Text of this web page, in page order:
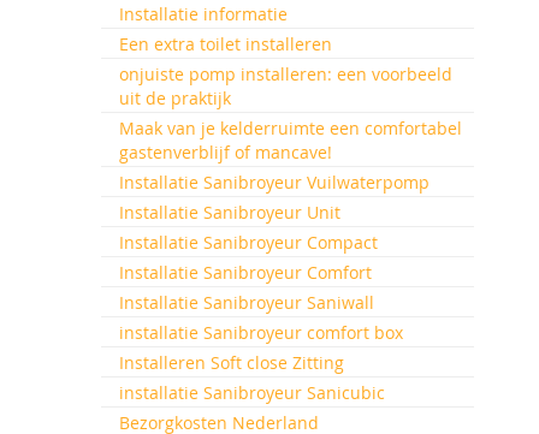
Installatie informatie
Een extra toilet installeren
onjuiste pomp installeren: een voorbeeld
uit de praktijk
Maak van je kelderruimte een comfortabel
gastenverblijf of mancave!
Installatie Sanibroyeur Vuilwaterpomp
Installatie Sanibroyeur Unit
Installatie Sanibroyeur Compact
Installatie Sanibroyeur Comfort
Installatie Sanibroyeur Saniwall
installatie Sanibroyeur comfort box
Installeren Soft close Zitting
installatie Sanibroyeur Sanicubic
Bezorgkosten Nederland